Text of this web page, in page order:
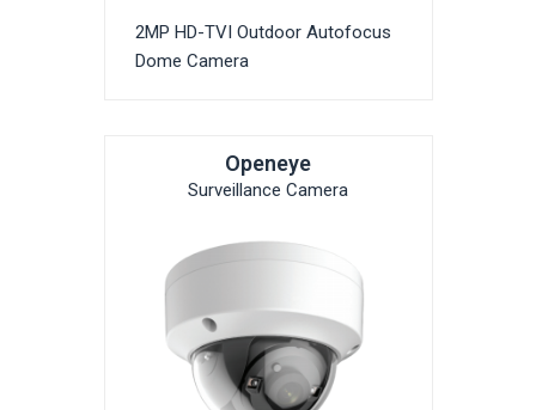
2MP HD-TVI Outdoor Autofocus
Dome Camera
Openeye
Surveillance Camera